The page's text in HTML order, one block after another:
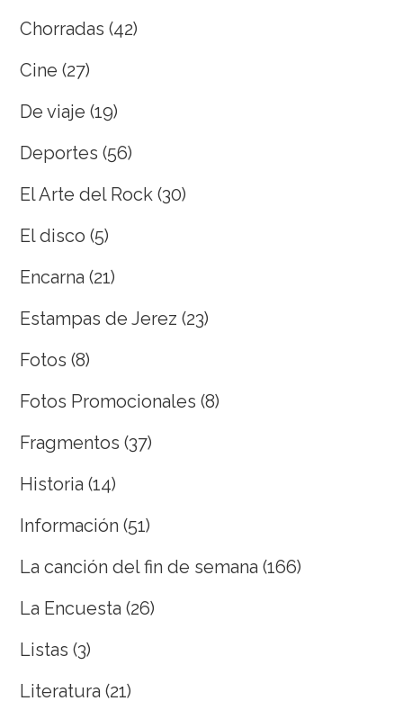
Chorradas (42)
Cine (27)
De viaje (19)
Deportes (56)
El Arte del Rock (30)
El disco (5)
Encarna (21)
Estampas de Jerez (23)
Fotos (8)
Fotos Promocionales (8)
Fragmentos (37)
Historia (14)
Información (51)
La canción del fin de semana (166)
La Encuesta (26)
Listas (3)
Literatura (21)